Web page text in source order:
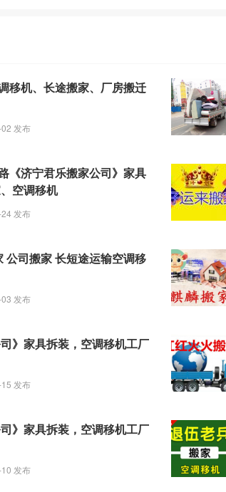
移机、长途搬家、厂房搬迁
发布
《济宁君乐搬家公司》家具
空调移机
发布
公司搬家 长短途运输空调移
发布
》家具拆装，空调移机工厂
发布
》家具拆装，空调移机工厂
发布